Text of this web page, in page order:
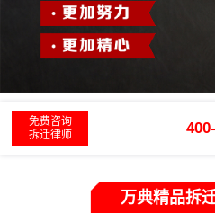
免费咨询
拆迁律师
万典精品拆